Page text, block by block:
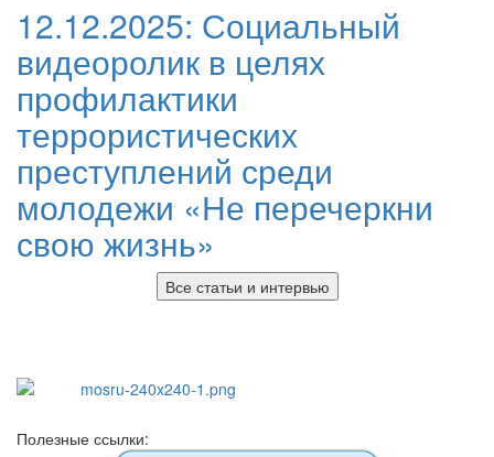
12.12.2025: Социальный
видеоролик в целях
профилактики
террористических
преступлений среди
молодежи «Не перечеркни
свою жизнь»
Все статьи и интервью
Полезные ссылки: